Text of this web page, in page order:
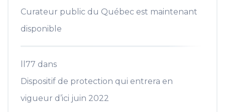
Curateur public du Québec est maintenant
disponible
ll77 dans
Dispositif de protection qui entrera en
vigueur d’ici juin 2022